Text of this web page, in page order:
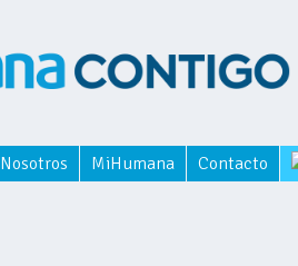
Nosotros MiHumana Contacto